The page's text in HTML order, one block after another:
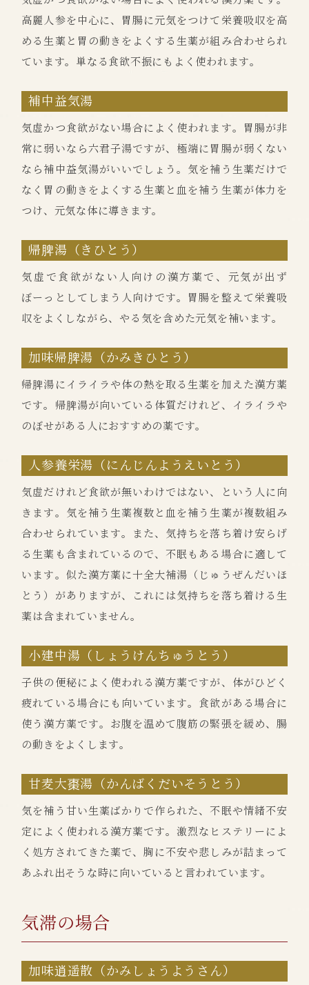
高麗人参を中心に、胃腸に元気をつけて栄養吸収を高
める生薬と胃の動きをよくする生薬が組み合わせられ
ています。単なる食欲不振にもよく使われます。
補中益気湯
気虚かつ食欲がない場合によく使われます。胃腸が非
常に弱いなら六君子湯ですが、極端に胃腸が弱くない
なら補中益気湯がいいでしょう。気を補う生薬だけで
なく胃の動きをよくする生薬と血を補う生薬が体力を
つけ、元気な体に導きます。
帰脾湯（きひとう）
気虚で食欲がない人向けの漢方薬で、元気が出ず
ぼーっとしてしまう人向けです。胃腸を整えて栄養吸
収をよくしながら、やる気を含めた元気を補います。
加味帰脾湯（かみきひとう）
帰脾湯にイライラや体の熱を取る生薬を加えた漢方薬
です。帰脾湯が向いている体質だけれど、イライラや
のぼせがある人におすすめの薬です。
人参養栄湯（にんじんようえいとう）
気虚だけれど食欲が無いわけではない、という人に向
きます。気を補う生薬複数と血を補う生薬が複数組み
合わせられています。また、気持ちを落ち着け安らげ
る生薬も含まれているので、不眠もある場合に適して
います。似た漢方薬に十全大補湯（じゅうぜんだいほ
とう）がありますが、これには気持ちを落ち着ける生
薬は含まれていません。
小建中湯（しょうけんちゅうとう）
子供の便秘によく使われる漢方薬ですが、体がひどく
疲れている場合にも向いています。食欲がある場合に
使う漢方薬です。お腹を温めて腹筋の緊張を緩め、腸
の動きをよくします。
甘麦大棗湯（かんばくだいそうとう）
気を補う甘い生薬ばかりで作られた、不眠や情緒不安
定によく使われる漢方薬です。激烈なヒステリーによ
く処方されてきた薬で、胸に不安や悲しみが詰まって
あふれ出そうな時に向いていると言われています。
気滞の場合
加味逍遥散（かみしょうようさん）